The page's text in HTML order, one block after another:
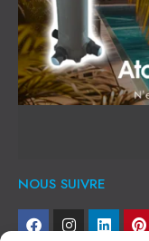
NOUS SUIVRE